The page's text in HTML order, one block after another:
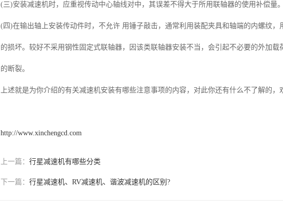
(三)安装减速机时，应重视传动中心轴线对中，其误差不得大于所用联轴器的使用补偿量
(四)在输出轴上安装传动件时，不允许 用锤子敲击，通常利用装配夹具和轴端的内螺纹
的损坏。较好不采用钢性固定式联轴器，因该类联轴器安装不当，会引起不必要的外加
的断裂。
上述就是为你介绍的有关减速机安装有哪些注意事项的内容，对此你还有什么不了解的
http://www.xinchengcd.com
上一篇： 行星减速机有哪些分类
下一篇： 行星减速机、RV减速机、谐波减速机的区别?